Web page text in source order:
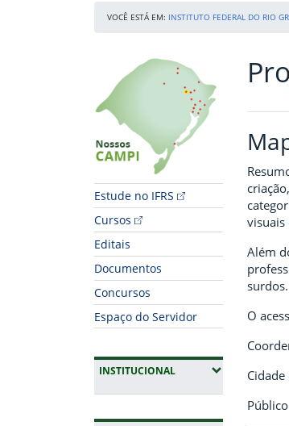
VOCÊ ESTÁ EM: INSTITUTO FEDERAL DO RIO
Início da navegação
Nossos Campi
Estude no IFRS
Cursos
Editais
Documentos
Concursos
Espaço do Servidor
INSTITUCIONAL(EXPANDIR SUBMENUS)
Início
visuais
Além
surdos.
O